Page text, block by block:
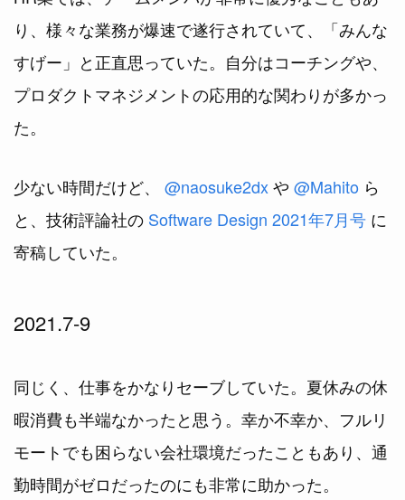
り、様々な業務が爆速で遂行されていて、「みんな
すげー」と正直思っていた。自分はコーチングや、
プロダクトマネジメントの応用的な関わりが多かっ
た。
少ない時間だけど、 @naosuke2dxや @Mahito ら
と、技術評論社の Software Design 2021年7月号 に
寄稿していた。
2021.7-9
同じく、仕事をかなりセーブしていた。夏休みの休
暇消費も半端なかったと思う。幸か不幸か、フルリ
モートでも困らない会社環境だったこともあり、通
勤時間がゼロだったのにも非常に助かった。